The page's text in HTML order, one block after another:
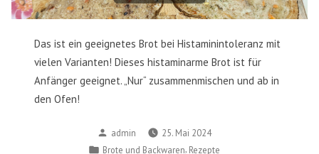
Das ist ein geeignetes Brot bei Histaminintoleranz mit
vielen Varianten! Dieses histaminarme Brot ist für
Anfänger geeignet. „Nur“ zusammenmischen und ab in
den Ofen!
Verfasst
von
admin
25. Mai 2024
Veröffentlicht
Brote und Backwaren Rezepte